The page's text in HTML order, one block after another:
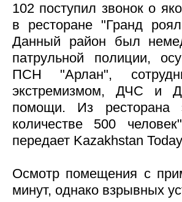
102 поступил звонок о
в ресторане "Гранд
Данный район был
патрульной полиции,
ПСН "Арлан",
экстремизмом, ДЧС и
помощи. Из ресторана
количестве 500
передает Kazakhstan
Осмотр помещения с
минут, однако взрывных